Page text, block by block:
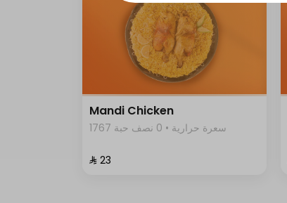
Mandi Chicken
1767 سعرة حرارية • 0 نصف حبة
⁨⁦‪‬ 23⁩